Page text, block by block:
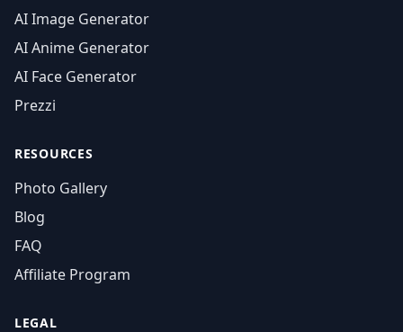
AI Image Generator
AI Anime Generator
AI Face Generator
Prezzi
RESOURCES
Photo Gallery
Blog
FAQ
Affiliate Program
LEGAL